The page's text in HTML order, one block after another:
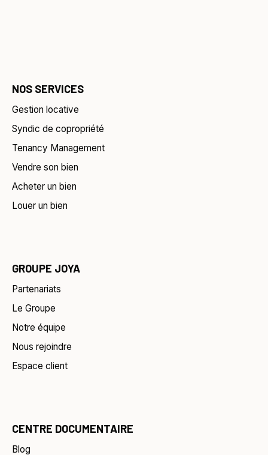
NOS SERVICES
Gestion locative
Syndic de copropriété
Tenancy Management
Vendre son bien
Acheter un bien
Louer un bien
GROUPE JOYA
Partenariats
Le Groupe
Notre équipe
Nous rejoindre
Espace client
CENTRE DOCUMENTAIRE
Blog